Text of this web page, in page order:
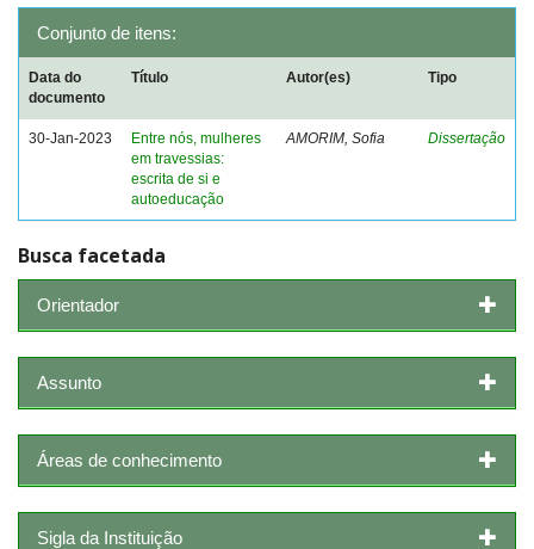
Conjunto de itens:
Data do
documento
Título Autor(es) Tipo
30-Jan-2023
Entre nós, mulheres
em travessias:
escrita de si e
autoeducação
AMORIM, Sofia Dissertação
Busca facetada
Orientador
Assunto
Áreas de conhecimento
Sigla da Instituição